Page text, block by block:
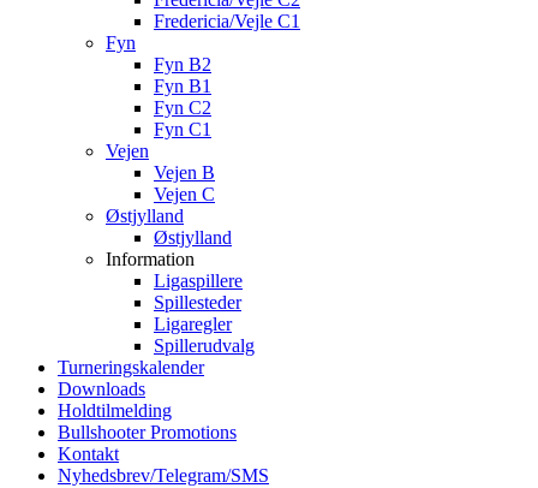
Fredericia/Vejle C1
Fyn
Fyn B2
Fyn B1
Fyn C2
Fyn C1
Vejen
Vejen B
Vejen C
Østjylland
Østjylland
Information
Ligaspillere
Spillesteder
Ligaregler
Spillerudvalg
Turneringskalender
Downloads
Holdtilmelding
Bullshooter Promotions
Kontakt
Nyhedsbrev/Telegram/SMS